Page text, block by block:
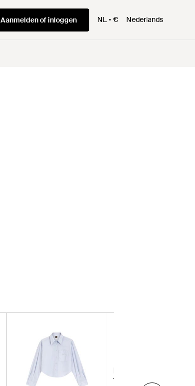
Aanmelden of inloggen NL € Nederlands
RALPH LAUREN
Trui - Roze